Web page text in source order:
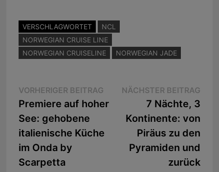
VERSCHLAGWORTET
NCL
NORWEGIAN CRUISE LINE
NORWEGIAN CRUISELINE
NORWEGIAN JADE
Beitragsnavigation
VORHERIGER BEITRAGVorheriger
Beitrag:
Premiere auf hoher
See: gehobene
italienische Küche
im Onda by
Scarpetta
NÄCHSTER BEITRAG
7 Nächte, 3
Kontinente: von
Piräus zu den
Pyramiden und
zurück